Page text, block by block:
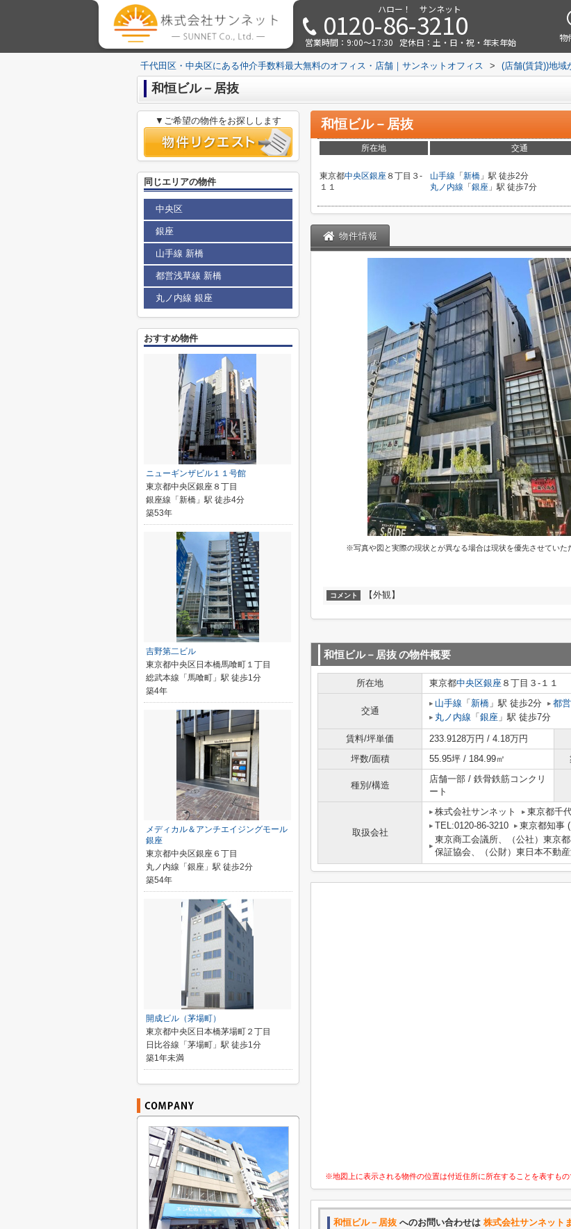
ハロー！ サンネット
0120-86-3210
営業時間：9:00～17:30 定休日：土・日・祝・年末年始 物
千代田区・中央区にある仲介手数料最大無料のオフィス・店舗｜サンネットオフィス > (店舗(賃貸))地域
和恒ビル－居抜
和恒ビル－居抜
所在地 交通
東京都中央区銀座 ８丁目３-
１１
山手線 「 新橋 」駅 徒歩2分
丸ノ内線 「 銀座 」駅 徒歩7分
物件情報
※写真や図と実際の現状とが異なる場合は現状を優先させていた
コメント 【外観】
和恒ビル－居抜の物件概要
所在地 東京都中央区銀座 ８丁目３-１１
交通
山手線 「 新橋 」駅 徒歩2分 都
丸ノ内線 「 銀座 」駅 徒歩7分
賃料/坪単価 233.9128万円 / 4.18万円
坪数/面積
55.95坪 / 184.99㎡
種別/構造
店舗一部 / 鉄骨鉄筋コンクリ
ート
取扱会社
株式会社サンネット
東京都千
TEL:0120-86-3210
東京都知事
東京商工会議所、（公社）東京
保証協会、（公財）東日本不動
※地図上に表示される物件の位置は付近住所に所在することを表すも
和恒ビル－居抜 へのお問い合わせは 株式会社サンネット
▼ご希望の物件をお探しします
同じエリアの物件
中央区
銀座
山手線 新橋
都営浅草線 新橋
丸ノ内線 銀座
おすすめ物件
ニューギンザビル１１号館
東京都中央区銀座８丁目
銀座線「新橋」駅 徒歩4分
築53年
吉野第二ビル
東京都中央区日本橋馬喰町１丁目
総武本線「馬喰町」駅 徒歩1分
築4年
メディカル＆アンチエイジングモール
銀座
東京都中央区銀座６丁目
丸ノ内線「銀座」駅 徒歩2分
築54年
開成ビル（茅場町）
東京都中央区日本橋茅場町２丁目
日比谷線「茅場町」駅 徒歩1分
築1年未満